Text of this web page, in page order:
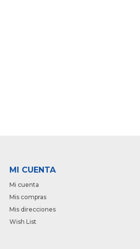
MI CUENTA
Mi cuenta
Mis compras
Mis direcciones
Wish List